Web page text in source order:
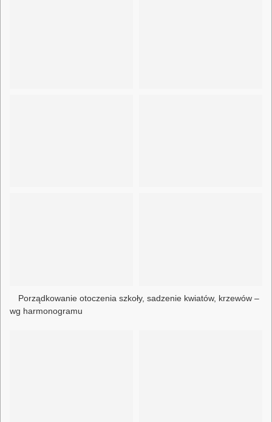
Porządkowanie otoczenia szkoły, sadzenie kwiatów, krzewów –
wg harmonogramu